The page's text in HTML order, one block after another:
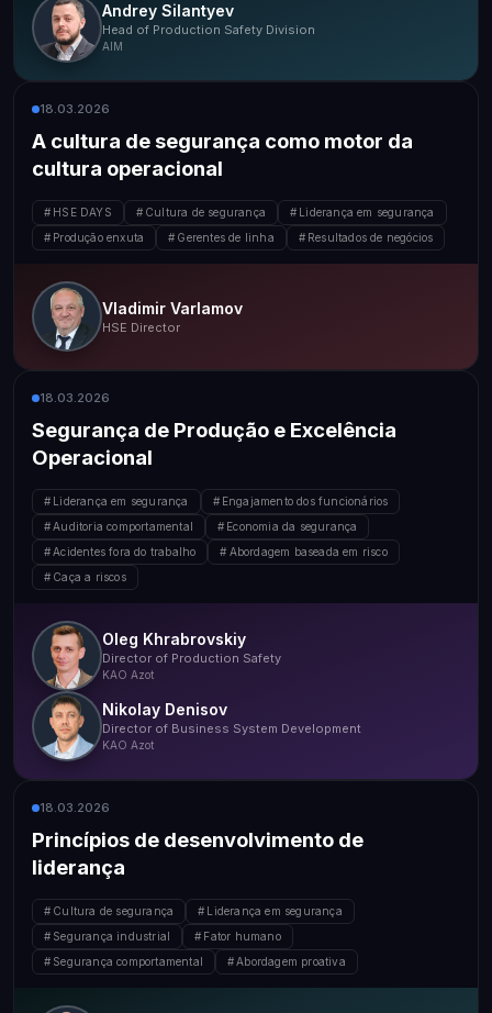
Andrey Silantyev
Head of Production Safety Division
AIM
18.03.2026
A cultura de segurança como motor da
cultura operacional
HSE DAYS Cultura de segurança
Liderança em segurança
Produção enxuta
Gerentes de linha Resultados de negócios
Vladimir Varlamov
HSE Director
18.03.2026
Segurança de Produção e Excelência
Operacional
Liderança em segurança
Engajamento dos funcionários
Auditoria comportamental
Economia da segurança
Acidentes fora do trabalho
Abordagem baseada em risco
Caça a riscos
Oleg Khrabrovskiy
Director of Production Safety
KAO Azot
Nikolay Denisov
Director of Business System Development
KAO Azot
18.03.2026
Princípios de desenvolvimento de
liderança
Cultura de segurança
Liderança em segurança
Segurança industrial
Fator humano
Segurança comportamental
Abordagem proativa